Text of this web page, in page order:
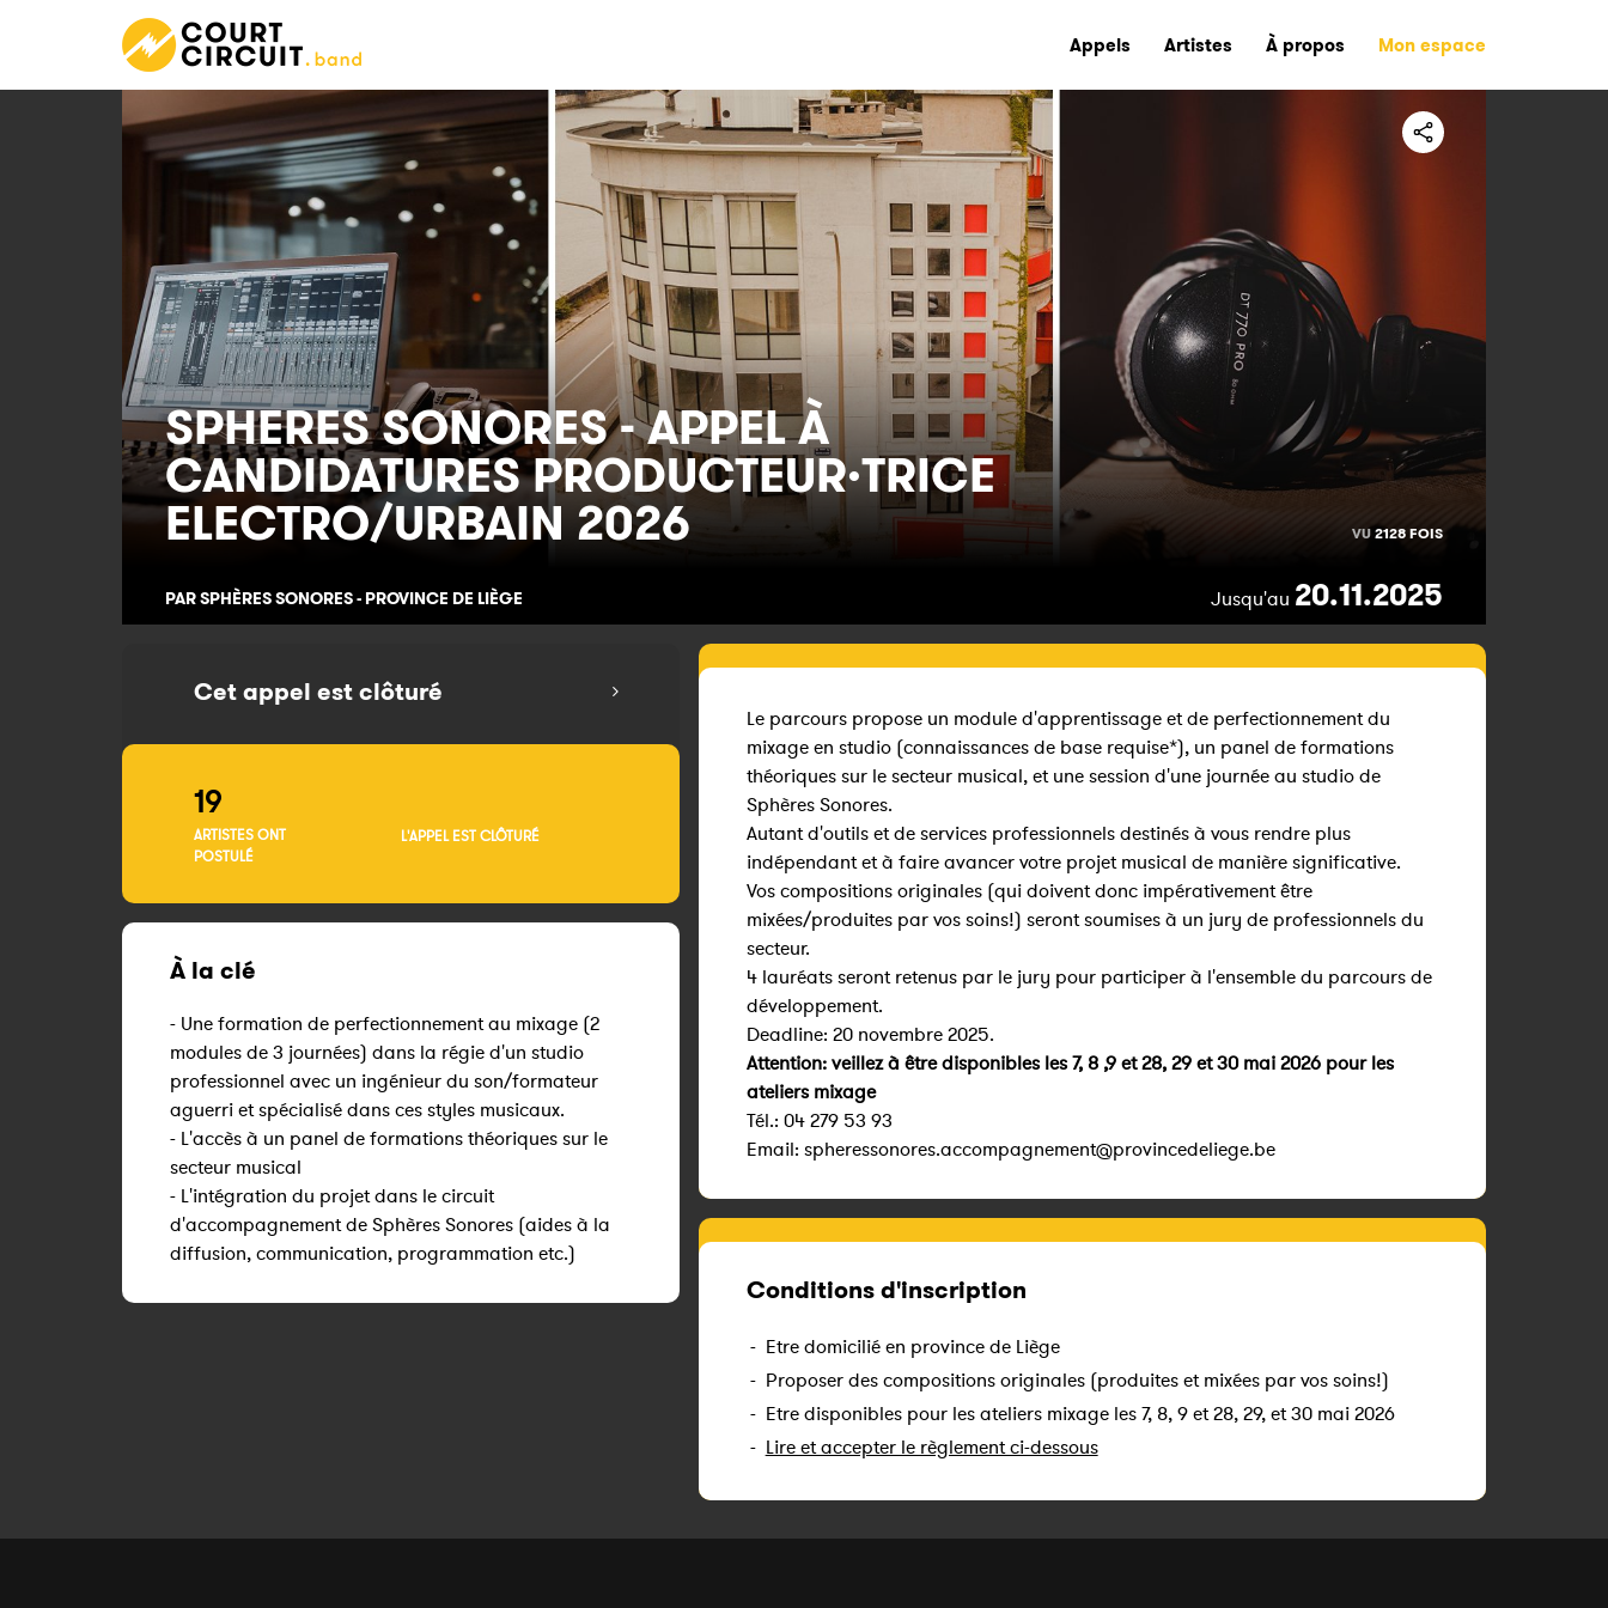
Appels Artistes À propos Mon espace
SPHERES SONORES - APPEL À
CANDIDATURES PRODUCTEUR·TRICE
ELECTRO/URBAIN 2026 VU 2128 FOIS
PAR SPHÈRES SONORES - PROVINCE DE LIÈGE Jusqu'au 20.11.2025
Cet appel est clôturé
19
ARTISTES ONT
POSTULÉ
L'APPEL EST CLÔTURÉ
À la clé
- Une formation de perfectionnement au mixage (2
modules de 3 journées) dans la régie d'un studio
professionnel avec un ingénieur du son/formateur
aguerri et spécialisé dans ces styles musicaux.
- L'accès à un panel de formations théoriques sur le
secteur musical
- L'intégration du projet dans le circuit
d'accompagnement de Sphères Sonores (aides à la
diffusion, communication, programmation etc.)
Le parcours propose un module d'apprentissage et de perfectionnement du
mixage en studio (connaissances de base requise*), un panel de formations
théoriques sur le secteur musical, et une session d'une journée au studio de
Sphères Sonores.
Autant d'outils et de services professionnels destinés à vous rendre plus
indépendant et à faire avancer votre projet musical de manière significative.
Vos compositions originales (qui doivent donc impérativement être
mixées/produites par vos soins!) seront soumises à un jury de professionnels du
secteur.
4 lauréats seront retenus par le jury pour participer à l'ensemble du parcours de
développement.
Deadline: 20 novembre 2025.
Attention: veillez à être disponibles les 7, 8 ,9 et 28, 29 et 30 mai 2026 pour les
ateliers mixage
Tél.: 04 279 53 93
Email: spheressonores.accompagnement@provincedeliege.be
Conditions d'inscription
- Etre domicilié en province de Liège
- Proposer des compositions originales (produites et mixées par vos soins!)
- Etre disponibles pour les ateliers mixage les 7, 8, 9 et 28, 29, et 30 mai 2026
- Lire et accepter le règlement ci-dessous